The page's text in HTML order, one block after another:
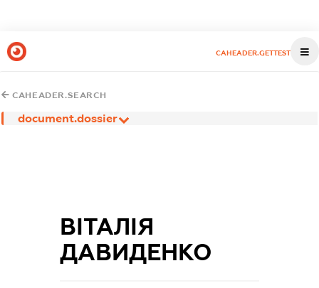
CAHEADER.GETTEST
CAHEADER.SEARCH
document.dossier
ВІТАЛІЯ
ДАВИДЕНКО